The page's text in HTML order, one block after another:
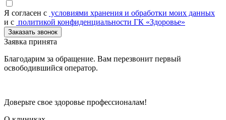
Я согласен c условиями хранения и обработки моих данных
и с политикой конфиденциальности ГК «Здоровье»
Заказать звонок
Заявка принята
Благодарим за обращение. Вам перезвонит первый
освободившийся оператор.
Доверьте свое здоровье профессионалам!